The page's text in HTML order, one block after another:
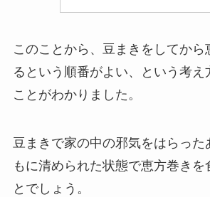
このことから、 豆まきをしてから
るという順番がよい、
という考え
ことがわかりました。
豆まきで家の中の邪気をはらった
もに清められた状態で恵方巻きを
とでしょう。